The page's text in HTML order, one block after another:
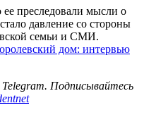
преследовали мысли о
давление со стороны
семьи и СМИ.
дом: интервью
Telegram. Подписывайтесь